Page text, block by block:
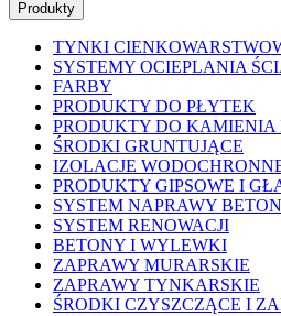
Produkty
TYNKI
SYSTEMY OCIEPLANIA
FARBY
PRODUKTY DO PŁYTEK
PRODUKTY DO
ŚRODKI GRUNTUJĄCE
IZOLACJE
PRODUKTY GIPSOWE I
SYSTEM NAPRAWY
SYSTEM RENOWACJI
BETONY I WYLEWKI
ZAPRAWY MURARSKIE
ZAPRAWY TYNKARSKIE
ŚRODKI CZYSZCZĄCE I